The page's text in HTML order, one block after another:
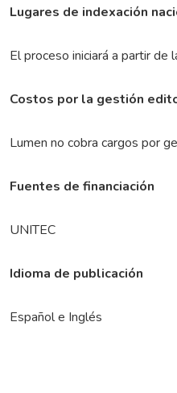
Lugares de indexación
El proceso iniciará a partir de
Costos por la gestión
Lumen no cobra cargos por
Fuentes de financiación
UNITEC
Idioma de publicación
Español e Inglés